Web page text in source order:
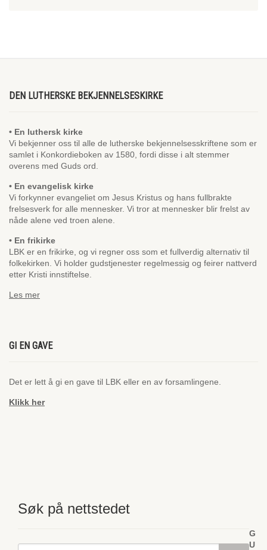
DEN LUTHERSKE BEKJENNELSESKIRKE
• En luthersk kirke
Vi bekjenner oss til alle de lutherske bekjennelsesskriftene som er
samlet i Konkordieboken av 1580, fordi disse i alt stemmer
overens med Guds ord.
• En evangelisk kirke
Vi forkynner evangeliet om Jesus Kristus og hans fullbrakte
frelsesverk for alle mennesker. Vi tror at mennesker blir frelst av
nåde alene ved troen alene.
• En frikirke
LBK er en frikirke, og vi regner oss som et fullverdig alternativ til
folkekirken. Vi holder gudstjenester regelmessig og feirer nattverd
etter Kristi innstiftelse.
Les mer
GI EN GAVE
Det er lett å gi en gave til LBK eller en av forsamlingene.
Klikk her
Søk på nettstedet
G
U